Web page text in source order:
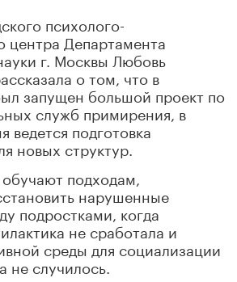
психолого-
центра Департамента
г. Москвы Любовь
о том, что в
запущен большой проект по
служб примирения, в
ведется подготовка
новых структур.
подходам,
нарушенные
подростками, когда
не сработала и
среды для социализации
не случилось.